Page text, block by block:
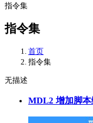
指令集
指令集
首页
指令集
无描述
MDL2 增加脚本